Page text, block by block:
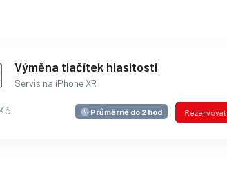
Výměna tlačítek hlasitosti
Servis na iPhone XR
Průměrně do 2 hod Rezervovat